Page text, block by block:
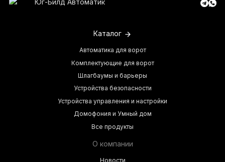
Каталог
Автоматика для ворот
Комплектующие для ворот
Шлагбаумы и барьеры
Устройства безопасности
Устройства управления и настройки
Домофония и Умный дом
Все продукты
О компании
Новости